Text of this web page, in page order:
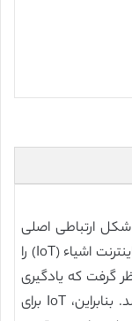
شکل ارتباطی اصلی
اینترنت حاضر، از طریق انسان با انسان است. اینترنت اشیاء (IoT) را
گرفت که یادگیری
ماشین به ماشین (M2M) را تحقق می بخشد. بنابراین، IoT برای